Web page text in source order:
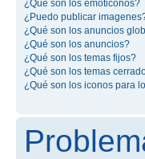
¿Qué son los emoticonos?
¿Puedo publicar
¿Qué son los anuncios
¿Qué son los anuncios?
¿Qué son los temas fijos?
¿Qué son los temas
¿Qué son los iconos para